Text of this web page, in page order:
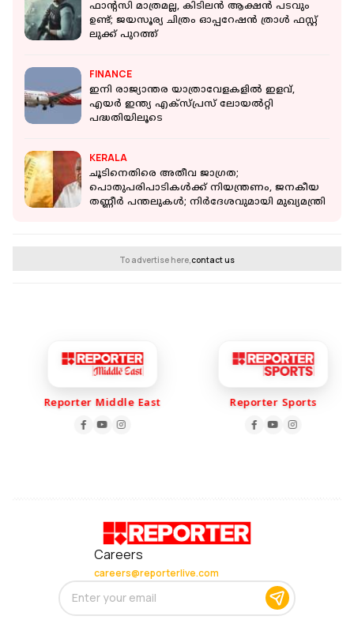
ഫാന്റസി മാത്രമല്ല, കിടിലൻ ആക്ഷൻ പടവും
ഉണ്ട്; ജയസൂര്യ ചിത്രം ഓപ്പറേഷൻ ത്രാൾ ഫസ്റ്റ്
ലുക്ക് പുറത്ത്
FINANCE
ഇനി രാജ്യാന്തര യാത്രാവേളകളില്‍ ഇളവ്,
എയര്‍ ഇന്ത്യ എക്സ്പ്രസ് ലോയല്‍റ്റി
പദ്ധതിയിലൂടെ
KERALA
ചൂടിനെതിരെ അതീവ ജാഗ്രത;
പൊതുപരിപാടികൾക്ക് നിയന്ത്രണം, ജനകീയ
തണ്ണീർ പന്തലുകൾ; നിർദേശവുമായി മുഖ്യമന്ത്രി
To advertise here,contact us
Reporter Middle East Reporter Sports
Careers
careers@reporterlive.com